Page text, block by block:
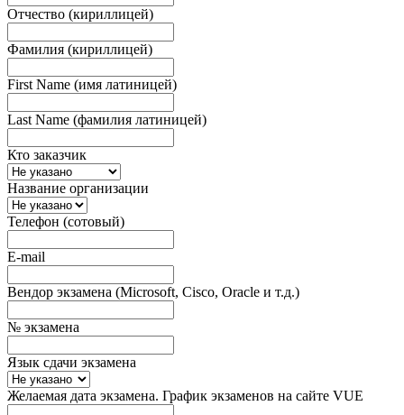
Отчество (кириллицей)
Фамилия (кириллицей)
First Name (имя латиницей)
Last Name (фамилия латиницей)
Кто заказчик
Название организации
Телефон (сотовый)
E-mail
Вендор экзамена (Microsoft, Cisco, Oracle и т.д.)
№ экзамена
Язык сдачи экзамена
Желаемая дата экзамена. График экзаменов на сайте VUE